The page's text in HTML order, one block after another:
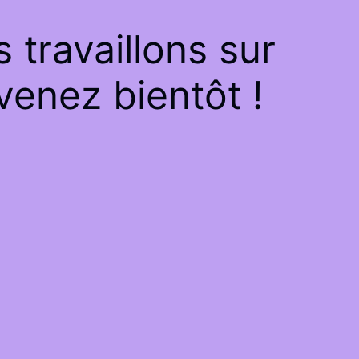
travaillons sur
bientôt !